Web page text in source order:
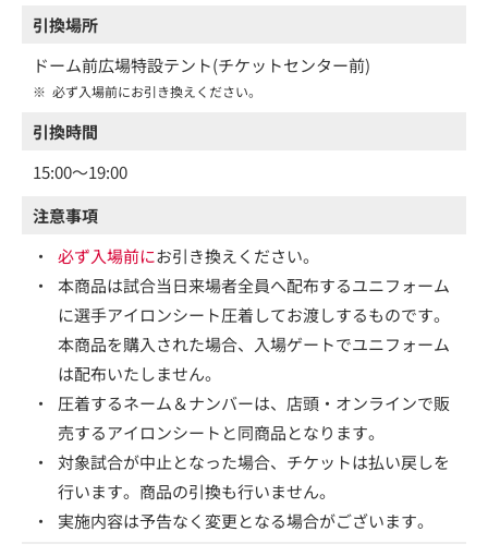
引換場所
ドーム前広場特設テント(チケットセンター前)
※ 必ず入場前にお引き換えください。
引換時間
15:00～19:00
注意事項
・
必ず入場前にお引き換えください。
・
本商品は試合当日来場者全員へ配布するユニフォーム
に選手アイロンシート圧着してお渡しするものです。
本商品を購入された場合、入場ゲートでユニフォーム
は配布いたしません。
・
圧着するネーム＆ナンバーは、店頭・オンラインで販
売するアイロンシートと同商品となります。
・
対象試合が中止となった場合、チケットは払い戻しを
行います。商品の引換も行いません。
・
実施内容は予告なく変更となる場合がございます。